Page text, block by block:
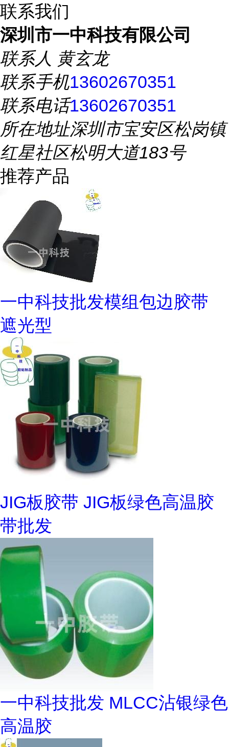
联系我们
深圳市一中科技有限公司
联系人 黄玄龙
联系手机13602670351
联系电话13602670351
所在地址深圳市宝安区松岗镇
红星社区松明大道183号
推荐产品
一中科技批发模组包边胶带
遮光型
JIG板胶带 JIG板绿色高温胶
带批发
一中科技批发 MLCC沾银绿色
高温胶